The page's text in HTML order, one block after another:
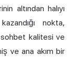
altından halıyı
nokta,
kalitesi ve
ve ana akım bir